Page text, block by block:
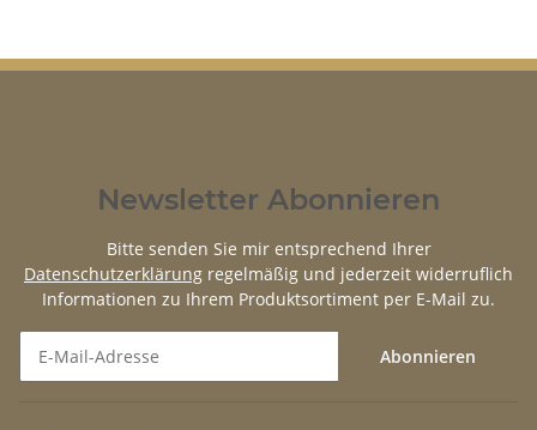
Newsletter Abonnieren
Bitte senden Sie mir entsprechend Ihrer
Datenschutzerklärung regelmäßig und jederzeit widerruflich
Informationen zu Ihrem Produktsortiment per E-Mail zu.
Abonnieren